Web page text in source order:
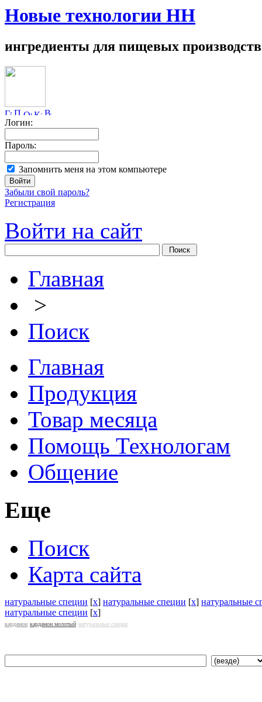
Новые технологии НН
ингредиенты для пищевых производств
Логин:
Пароль:
Запомнить меня на этом компьютере
Забыли свой пароль?
Регистрация
Войти на сайт
Главная
>
Поиск
Главная
Продукция
Товар месяца
Помощь Технологам
Общение
Еще
Поиск
Карта сайта
натуральные специи [x] натуральные специи [x] натуральные
натуральные специи [x]
кардамон кардамон молотый натуральные специи